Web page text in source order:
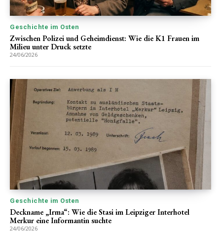
Geschichte im Osten
Zwischen Polizei und Geheimdienst: Wie die K1 Frauen im
Milieu unter Druck setzte
24/06/2026
Geschichte im Osten
Deckname „Irma“: Wie die Stasi im Leipziger Interhotel
Merkur eine Informantin suchte
24/06/2026